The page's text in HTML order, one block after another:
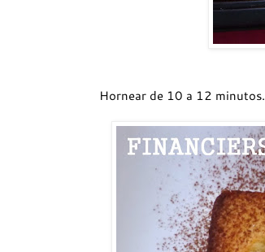
Hornear de 10 a 12 minutos.